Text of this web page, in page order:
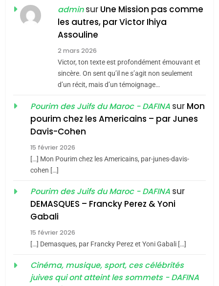
POURQUOI JE REVENDIQUE
MA JUDAÏTE par Thérèse
Zrihen-Dvir
ISRAÉL JUDAISME
CE QUI NOUS MANQUE –
Jacques Hadida
JUDAISME
Maroc : Les amandes de
Tafraout, le miel de Tadla
du terroir
Oeil ravageur – Vanessa
De Loya Stauber
«Tu dis génocide, je dis
guerre»: La nouvelle
chanson de Boy George
ISRAÉL JUDAISME
adminsur Une Mission pas comme
les autres, par Victor Ihiya
Assouline
2 mars 2026
Victor, ton texte est profondément émouvant et
sincère. On sent qu’il ne s’agit non seulement
d’un récit, mais d’un témoignage…
Pourim des Juifs du Maroc - DAFINA sur Mon
pourim chez les Americains – par Junes
Davis-Cohen
15 février 2026
[…] Mon Pourim chez les Americains, par-junes-davis-
cohen […]
Pourim des Juifs du Maroc - DAFINA sur
DEMASQUES – Francky Perez & Yoni
Gabali
15 février 2026
[…] Demasques, par Francky Perez et Yoni Gabali […]
Cinéma, musique, sport, ces célébrités
juives qui ont atteint les sommets - DAFINA
meurtrière selon le rapport
l’antisémitisme